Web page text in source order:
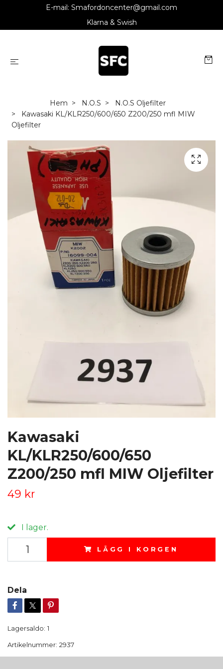
E-mail: Smafordoncenter@gmail.com
Klarna & Swish
Hem N.O.S
N.O.S Oljefilter
Kawasaki KL/KLR250/600/650 Z200/250 mfl MIW
Oljefilter
Kawasaki
KL/KLR250/600/650
Z200/250 mfl MIW Oljefilter
49 kr
I lager.
LÄGG I KORGEN
Dela
Lagersaldo: 1
Artikelnummer: 2937